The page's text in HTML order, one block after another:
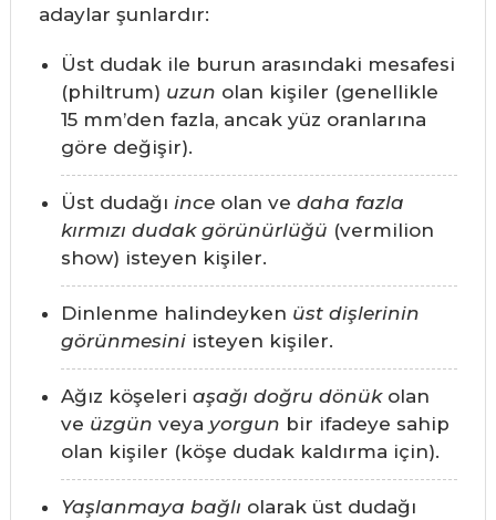
adaylar şunlardır:
Üst dudak ile burun arasındaki mesafesi
(philtrum) uzun olan kişiler (genellikle
15 mm’den fazla, ancak yüz oranlarına
göre değişir).
Üst dudağı inceolan ve daha fazla
kırmızı dudak görünürlüğü (vermilion
show) isteyen kişiler.
Dinlenme halindeyken üst dişlerinin
görünmesiniisteyen kişiler.
Ağız köşeleri aşağı doğru dönükolan
ve üzgün veya yorgun bir ifadeye sahip
olan kişiler (köşe dudak kaldırma için).
Yaşlanmaya bağlı olarak üst dudağı